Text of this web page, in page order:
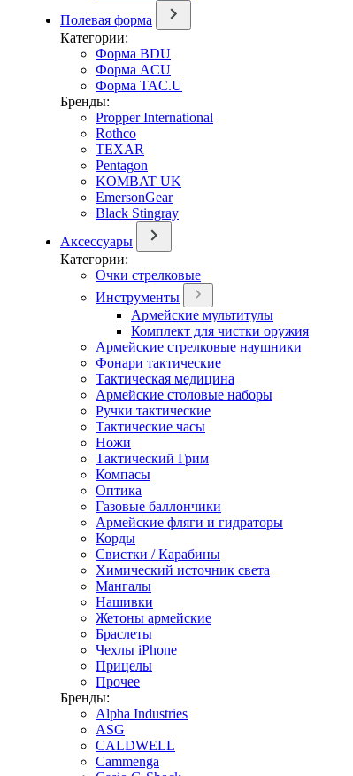
Полевая форма
Категории:
Форма BDU
Форма ACU
Форма TAC.U
Бренды:
Propper International
Rothco
TEXAR
Pentagon
KOMBAT UK
EmersonGear
Black Stingray
Аксессуары
Категории:
Очки стрелковые
Инструменты
Армейские мультитулы
Комплект для чистки оружия
Армейские стрелковые наушники
Фонари тактические
Тактическая медицина
Армейские столовые наборы
Ручки тактические
Тактические часы
Ножи
Тактический Грим
Компасы
Оптика
Газовые баллончики
Армейские фляги и гидраторы
Корды
Свистки / Карабины
Химический источник света
Мангалы
Нашивки
Жетоны армейские
Браслеты
Чехлы iPhone
Прицелы
Прочее
Бренды:
Alpha Industries
ASG
CALDWELL
Cammenga